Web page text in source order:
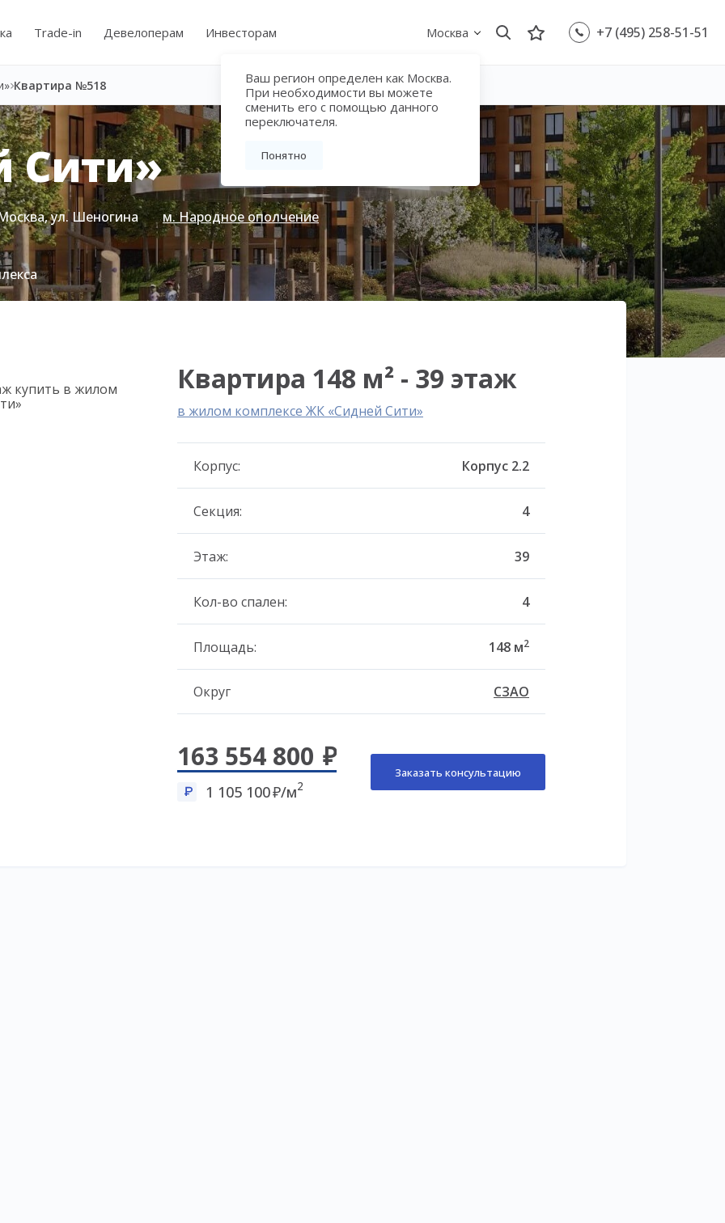
Trade-in Девелоперам Инвесторам Москва
Ваш регион определен как Москва.
При необходимости вы можете
сменить его с помощью данного
переключателя.
Понятно
+7 (495) 258-51-51
Квартира №518
Сити»
ул. Шеногина м. Народное ополчение
Квартира 148 м² - 39 этаж
в жилом комплексе ЖК «Сидней Сити»
Корпус: Корпус 2.2
Секция: 4
Этаж: 39
Кол-во спален: 4
Площадь: 148 м2
Округ СЗАО
163 554 800
1 105 100 /м2
Заказать консультацию